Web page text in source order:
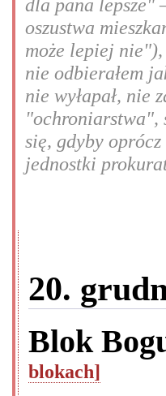
oszustwa
może lepiej nie"),
nie odbierałem
nie wyłapał, nie
"ochroniarstwa",
się, gdyby
jednostki
20.
Blok
blokach]